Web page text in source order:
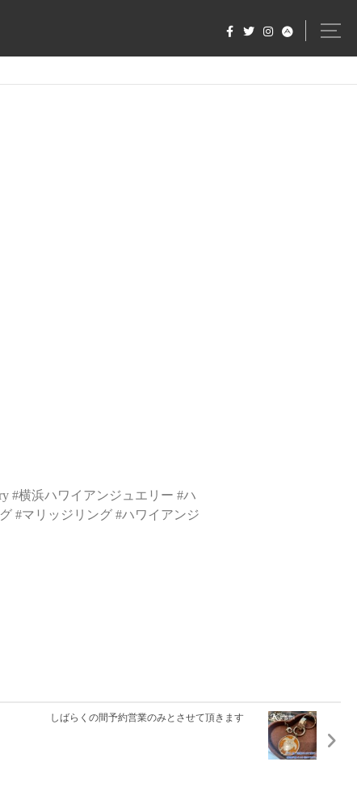
#横浜ハワイアンジュエリー #ハ
#マリッジリング#ハワイアンジ
しばらくの間予約営業のみとさせて頂きます